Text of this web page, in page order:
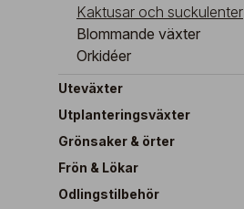
Kaktusar och suckulenter
Blommande växter
Orkidéer
Uteväxter
Utplanteringsväxter
Grönsaker & örter
Frön & Lökar
Odlingstilbehör